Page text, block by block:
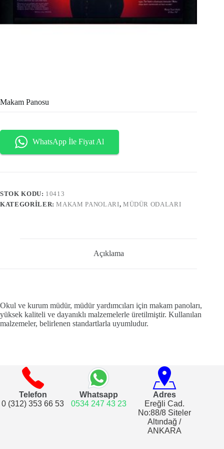
Makam Panosu
WhatsApp İle Fiyat Al
STOK KODU: 10413
KATEGORILER:MAKAM PANOLARI, MÜDÜR ODALARI
Açıklama
Okul ve kurum müdür, müdür yardımcıları için makam panoları,
yüksek kaliteli ve dayanıklı malzemelerle üretilmiştir. Kullanılan
malzemeler, belirlenen standartlarla uyumludur.
Telefon
0 (312) 353 66 53
Whatsapp
0534 247 43 23
Adres
Ereğli Cad.
No:88/8 Siteler
Altındağ /
ANKARA